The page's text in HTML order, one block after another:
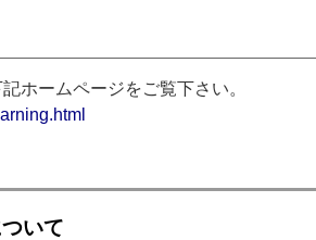
ホームページをご覧下さい。
いて